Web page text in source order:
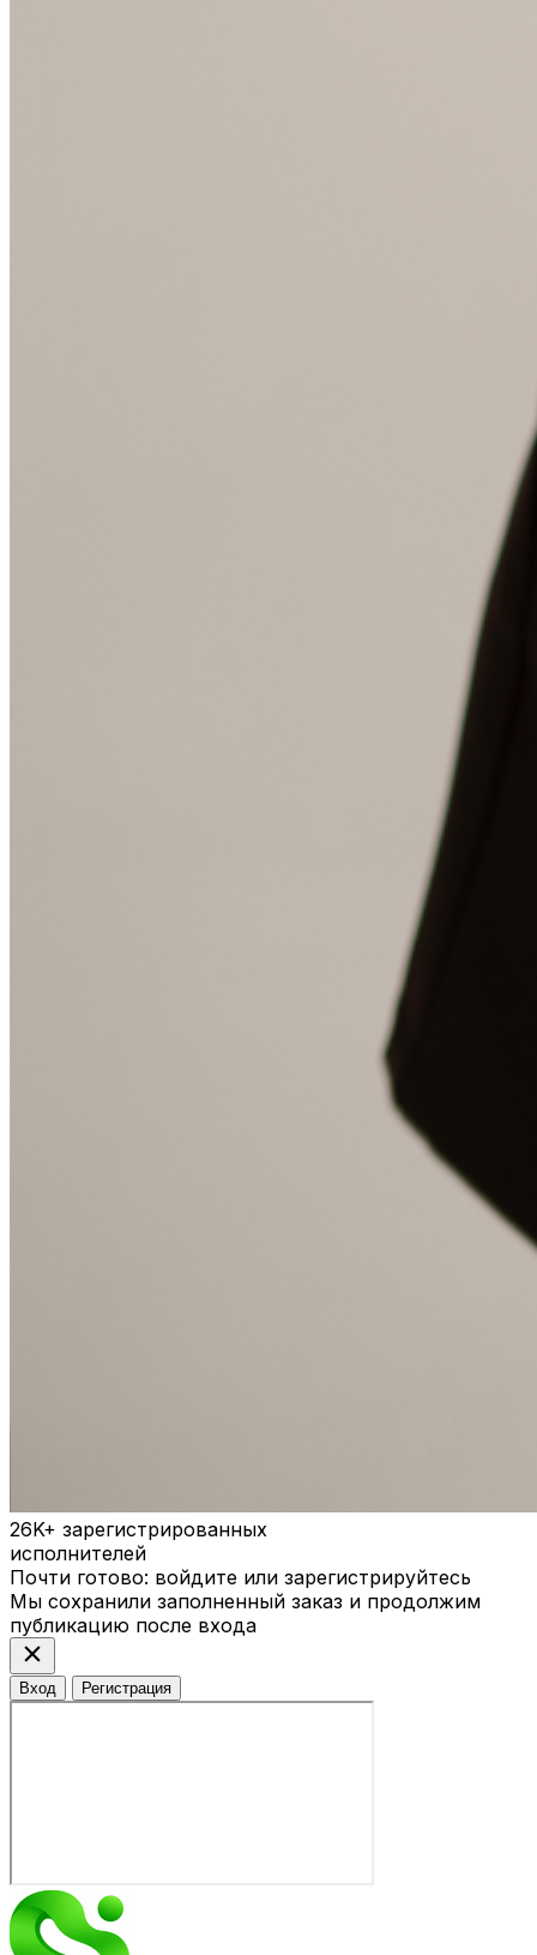
26K+ зарегистрированных
исполнителей
Почти готово: войдите или зарегистрируйтесь
Мы сохранили заполненный заказ и продолжим
публикацию после входа
close
Вход Регистрация